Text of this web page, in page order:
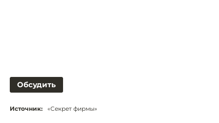
Обсудить
Источник: «Секрет фирмы»